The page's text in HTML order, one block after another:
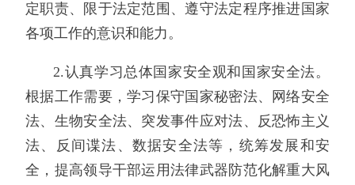
定职责、限于法定范围、遵守法定程序推进国家
各项工作的意识和能力。
2.认真学习总体国家安全观和国家安全法。
根据工作需要，学习保守国家秘密法、网络安全
法、生物安全法、突发事件应对法、反恐怖主义
法、反间谍法、数据安全法等，统筹发展和安
全，提高领导干部运用法律武器防范化解重大风